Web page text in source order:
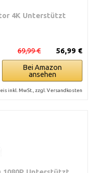
4K Unterstützt
56,99 €
69,99 €
Bei Amazon
ansehen
inkl. MwSt., zzgl. Versandkosten